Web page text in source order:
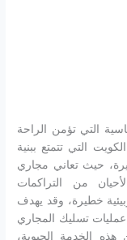
التي تؤمن الراحة
التي تتمتع ببنية
حيث تعاني مجاري
من التراكمات
خطيرة، وقد يهدف
تسليك المجاري
الخدمة الحيوية،